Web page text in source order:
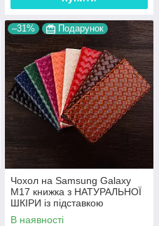
–31% Подарунок
Чохол на Samsung Galaxy
M17 книжка з НАТУРАЛЬНОЇ
ШКІРИ із підставкою
візитницею протиударний
В наявності